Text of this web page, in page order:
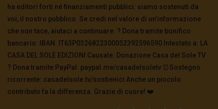
ha editori forti né finanziamenti pubblici: siamo sostenuti da
voi, il nostro pubblico. Se credi nel valore di un’informazione
che non tace, aiutaci a continuare. ? Dona tramite bonifico
bancario: IBAN: IT63P0326822300052392596590 Intestato a: LA
CASA DEL SOLE EDIZIONI Causale: Donazione Casa del Sole TV
?️ Dona tramite PayPal: paypal.me/casadelsoletv ⏰Sostegno
ricorrente: casadelsole.tv/sostienici Anche un piccolo
contributo fa la differenza. Grazie di cuore! ❤️